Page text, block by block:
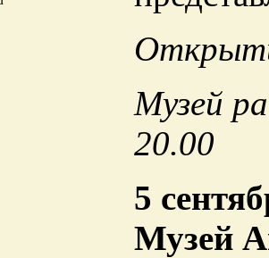
Музей
20.00
5
Музей